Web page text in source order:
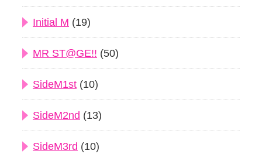
Initial M (19)
MR ST@GE!! (50)
SideM1st (10)
SideM2nd (13)
SideM3rd (10)